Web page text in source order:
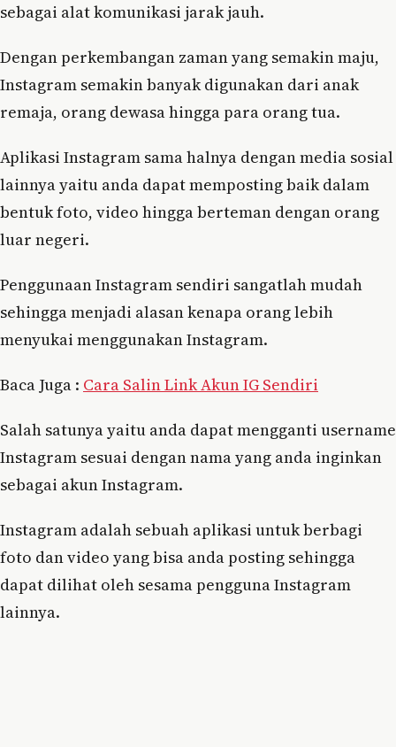
sebagai alat komunikasi jarak jauh.
Dengan perkembangan zaman yang semakin maju,
Instagram semakin banyak digunakan dari anak
remaja, orang dewasa hingga para orang tua.
Aplikasi Instagram sama halnya dengan media sosial
lainnya yaitu anda dapat memposting baik dalam
bentuk foto, video hingga berteman dengan orang
luar negeri.
Penggunaan Instagram sendiri sangatlah mudah
sehingga menjadi alasan kenapa orang lebih
menyukai menggunakan Instagram.
Baca Juga : Cara Salin Link Akun IG Sendiri
Salah satunya yaitu anda dapat mengganti username
Instagram sesuai dengan nama yang anda inginkan
sebagai akun Instagram.
Instagram adalah sebuah aplikasi untuk berbagi
foto dan video yang bisa anda posting sehingga
dapat dilihat oleh sesama pengguna Instagram
lainnya.